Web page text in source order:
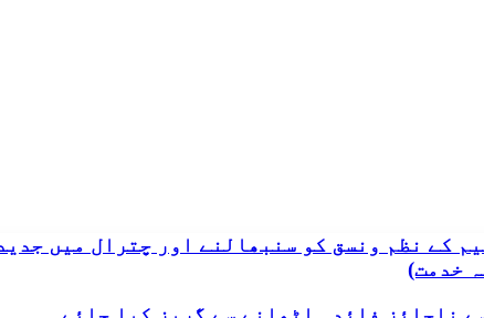
کے نظم ونسق کو سنبھالنے اور چترال میں
خدمت)